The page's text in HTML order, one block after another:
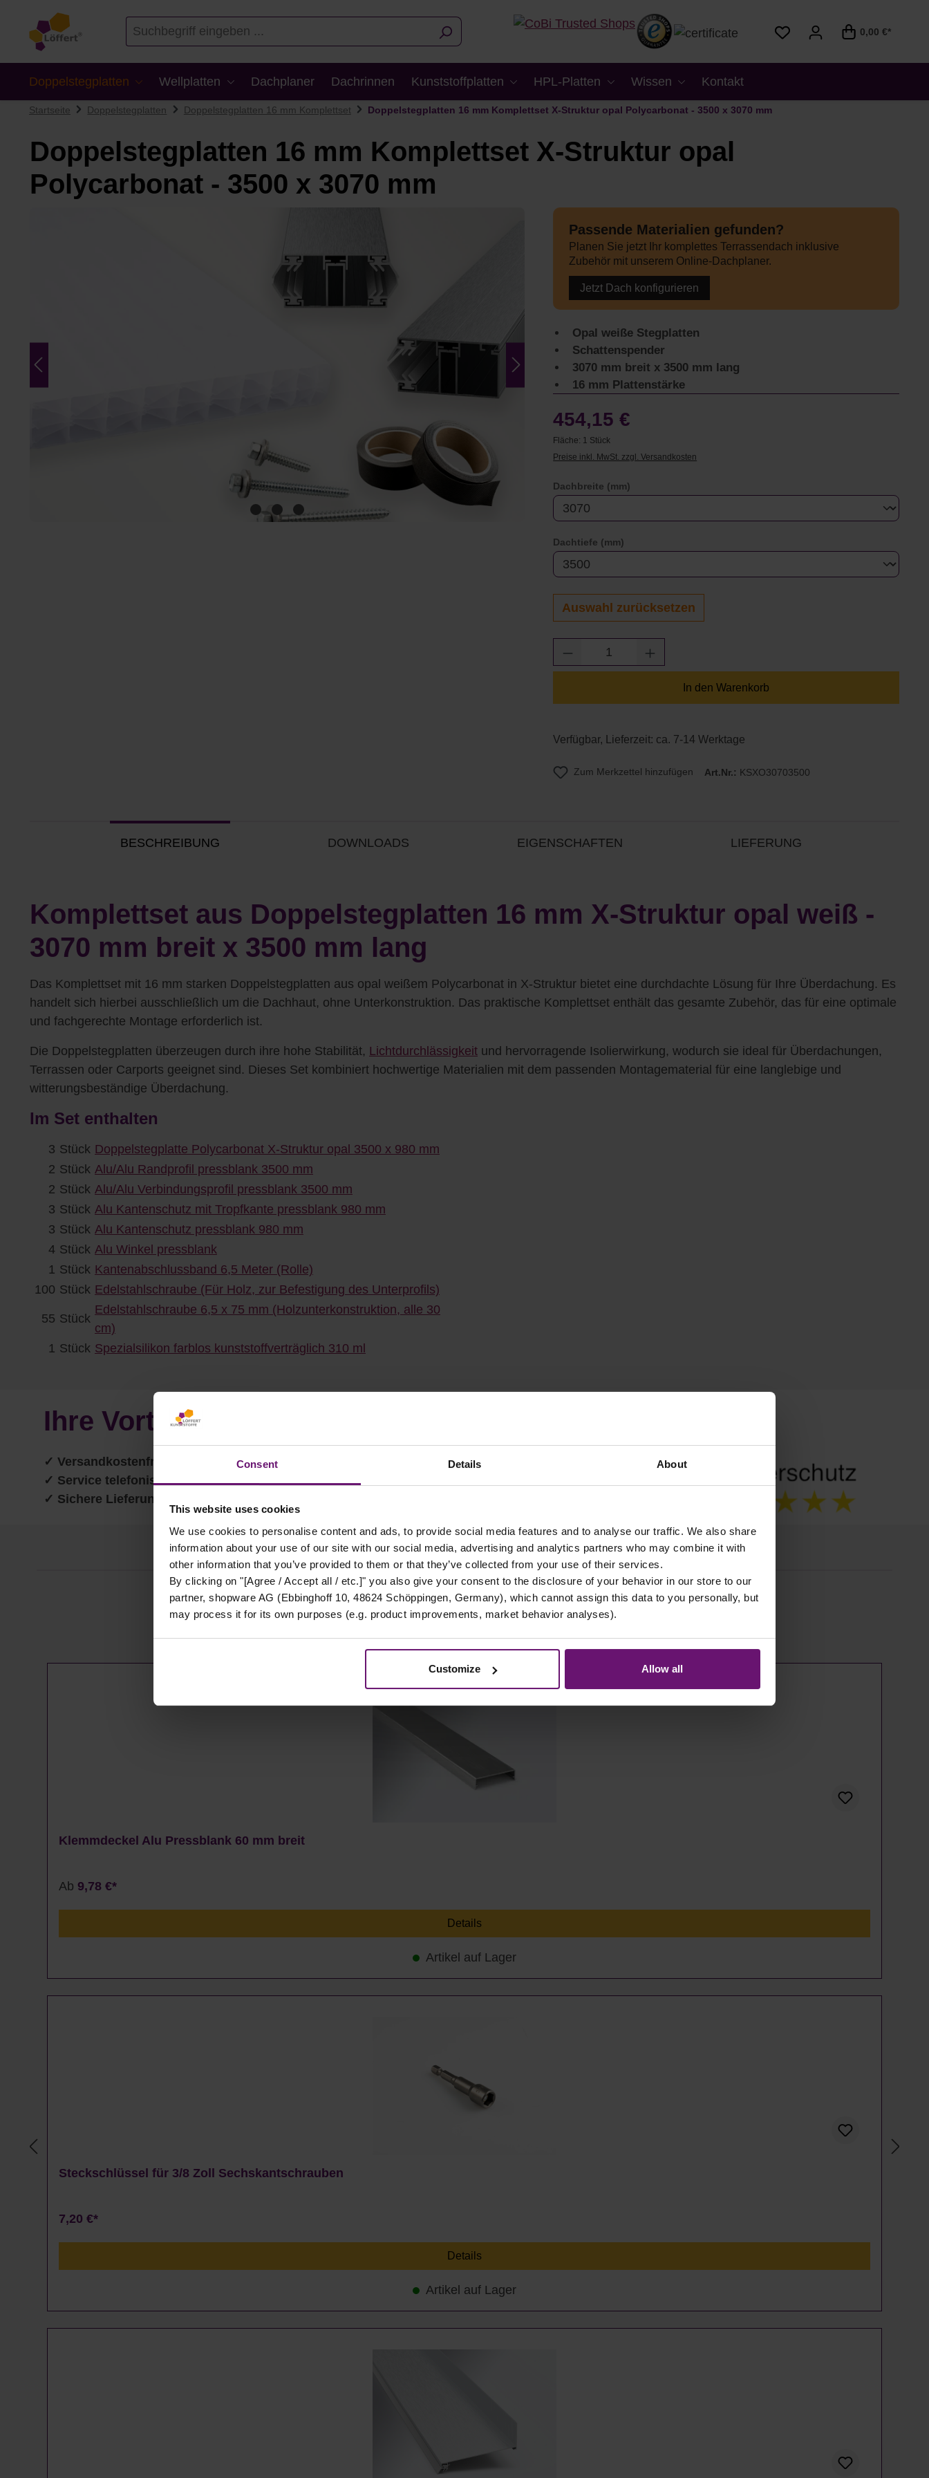
Consent Details About
This website uses cookies
We use cookies to personalise content and ads, to provide social media features and to analyse our traffic. We also share
information about your use of our site with our social media, advertising and analytics partners who may combine it with
other information that you’ve provided to them or that they’ve collected from your use of their services.
By clicking on "[Agree / Accept all / etc.]" you also give your consent to the disclosure of your behavior in our store to our
partner, shopware AG (Ebbinghoff 10, 48624 Schöppingen, Germany), which cannot assign this data to you personally, but
may process it for its own purposes (e.g. product improvements, market behavior analyses).
Customize Allow all
Zur Suche springen
0,00 €*
Doppelstegplatten Wellplatten Dachplaner Dachrinnen Kunststoffplatten HPL-Platten Wissen Kontakt
Startseite Doppelstegplatten Doppelstegplatten 16 mm Komplettset Doppelstegplatten 16 mm Komplettset X-Struktur opal Polycarbonat - 3500 x 3070 mm
Doppelstegplatten 16 mm Komplettset X-Struktur opal
Polycarbonat - 3500 x 3070 mm
Passende Materialien gefunden?
Planen Sie jetzt Ihr komplettes Terrassendach inklusive
Zubehör mit unserem Online-Dachplaner.
Jetzt Dach konfigurieren
Opal weiße Stegplatten
Schattenspender
3070 mm breit x 3500 mm lang
16 mm Plattenstärke
454,15 €
Fläche: 1 Stück
Preise inkl. MwSt. zzgl. Versandkosten
Dachbreite (mm)
Dachtiefe (mm)
Auswahl zurücksetzen
Produkt Anzahl: Gib den gewünschten Wert ein
In den Warenkorb
Verfügbar, Lieferzeit: ca. 7-14 Werktage
Zum Merkzettel hinzufügen Art.Nr.: KSXO30703500
BESCHREIBUNG DOWNLOADS EIGENSCHAFTEN LIEFERUNG
Komplettset aus Doppelstegplatten 16 mm X-Struktur opal weiß -
3070 mm breit x 3500 mm lang
Das Komplettset mit 16 mm starken Doppelstegplatten aus opal weißem Polycarbonat in X-Struktur bietet eine durchdachte Lösung für Ihre Überdachung. Es
handelt sich hierbei ausschließlich um die Dachhaut, ohne Unterkonstruktion. Das praktische Komplettset enthält das gesamte Zubehör, das für eine optimale
und fachgerechte Montage erforderlich ist.
Die Doppelstegplatten überzeugen durch ihre hohe Stabilität, Lichtdurchlässigkeit und hervorragende Isolierwirkung, wodurch sie ideal für Überdachungen,
Terrassen oder Carports geeignet sind. Dieses Set kombiniert hochwertige Materialien mit dem passenden Montagematerial für eine langlebige und
witterungsbeständige Überdachung.
Im Set enthalten
3 Stück Doppelstegplatte Polycarbonat X-Struktur opal 3500 x 980 mm
2 Stück Alu/Alu Randprofil pressblank 3500 mm
2 Stück Alu/Alu Verbindungsprofil pressblank 3500 mm
3 Stück Alu Kantenschutz mit Tropfkante pressblank 980 mm
3 Stück Alu Kantenschutz pressblank 980 mm
4 Stück Alu Winkel pressblank
1 Stück Kantenabschlussband 6,5 Meter (Rolle)
100 Stück Edelstahlschraube (Für Holz, zur Befestigung des Unterprofils)
55 Stück
Edelstahlschraube 6,5 x 75 mm (Holzunterkonstruktion, alle 30
cm)
1 Stück Spezialsilikon farblos kunststoffverträglich 310 ml
Ihre Vorteile in unserem Onlineshop
✓ Versandkostenfrei ab 750€
✓ Service telefonisch & per Mail
✓ Sichere Lieferung
✓ Rabatte ab 500€ Warenwert
✓ Käuferschutz
PASSENDES ZUBEHÖR
Klemmdeckel Alu Pressblank 60 mm breit
Ab 9,78 €*
Details
Artikel auf Lager
Steckschlüssel für 3/8 Zoll Sechskantschrauben
7,20 €*
Details
Artikel auf Lager